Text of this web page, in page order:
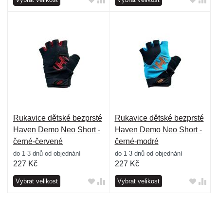
Rukavice dětské bezprsté
Haven Demo Neo Short -
černé-červené
do 1-3 dnů od objednání
227 Kč
Vybrat velikost
Rukavice dětské bezprsté
Haven Demo Neo Short -
černé-modré
do 1-3 dnů od objednání
227 Kč
Vybrat velikost